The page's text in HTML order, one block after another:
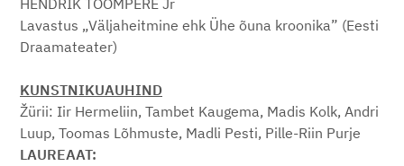
HENDRIK TOOMPERE Jr
Lavastus „Väljaheitmine ehk Ühe õuna kroonika” (Eesti
Draamateater)
KUNSTNIKUAUHIND
Žürii: Iir Hermeliin, Tambet Kaugema, Madis Kolk, Andri
Luup, Toomas Lõhmuste, Madli Pesti, Pille-Riin Purje
LAUREAAT: